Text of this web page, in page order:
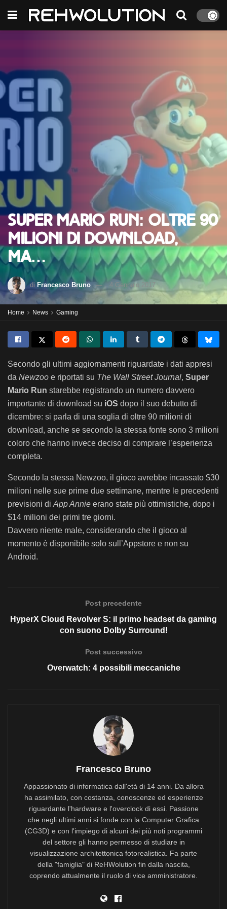
Super Mario Run: oltre 90
milioni di download,
ma…
di Francesco Bruno 4 Gennaio 2017
Home News Gaming
Secondo gli ultimi aggiornamenti riguardate i dati appresi
da Newzoo e riportati su The Wall Street Journal, Super
Mario Run starebbe registrando un numero davvero
importante di download su iOS dopo il suo debutto di
dicembre: si parla di una soglia di oltre 90 milioni di
download, anche se secondo la stessa fonte sono 3 milioni
coloro che hanno invece deciso di comprare l’esperienza
completa.
Secondo la stessa Newzoo, il gioco avrebbe incassato $30
milioni nelle sue prime due settimane, mentre le precedenti
previsioni di App Annie erano state più ottimistiche, dopo i
$14 milioni dei primi tre giorni.
Davvero niente male, considerando che il gioco al
momento è disponibile solo sull’Appstore e non su
Android.
Post precedente
HyperX Cloud Revolver S: il primo headset da gaming
con suono Dolby Surround!
Post successivo
Overwatch: 4 possibili meccaniche
Francesco Bruno
Appassionato di informatica dall'età di 14 anni. Da allora
ha assimilato, con costanza, conoscenze ed esperienze
riguardante l'hardware e l'overclock di essi. Passione
che negli ultimi anni si fonde con la Computer Grafica
(CG3D) e con l'impiego di alcuni dei più noti programmi
del settore gli hanno permesso di studiare in
visualizzazione architettonica fotorealistica. Fa parte
della "famiglia" di ReHWolution fin dalla nascita,
coprendo attualmente il ruolo di vice amministratore.